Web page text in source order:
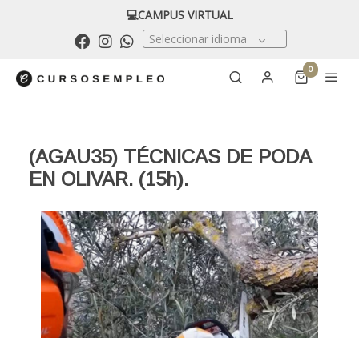
💻CAMPUS VIRTUAL
Seleccionar idioma
0
(AGAU35) TÉCNICAS DE PODA
EN OLIVAR. (15h).